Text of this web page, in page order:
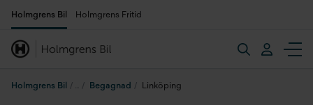
Holmgrens Bil Holmgrens Fritid
Holmgrens Bil Begagnad Linköping